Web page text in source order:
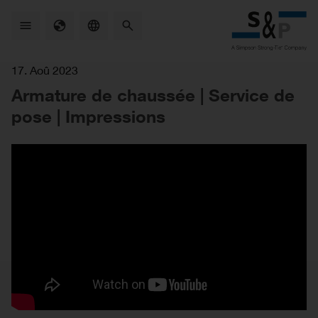
17. Aoû 2023
Armature de chaussée | Service de
pose | Impressions